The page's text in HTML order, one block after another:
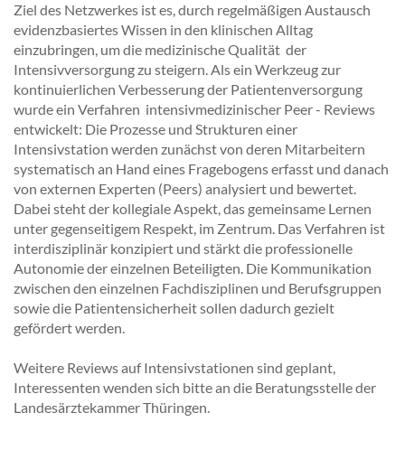
Ziel des Netzwerkes ist es, durch regelmäßigen Austausch
evidenzbasiertes Wissen in den klinischen Alltag
einzubringen, um die medizinische Qualität der
Intensivversorgung zu steigern. Als ein Werkzeug zur
kontinuierlichen Verbesserung der Patientenversorgung
wurde ein Verfahren intensivmedizinischer Peer - Reviews
entwickelt: Die Prozesse und Strukturen einer
Intensivstation werden zunächst von deren Mitarbeitern
systematisch an Hand eines Fragebogens erfasst und danach
von externen Experten (Peers) analysiert und bewertet.
Dabei steht der kollegiale Aspekt, das gemeinsame Lernen
unter gegenseitigem Respekt, im Zentrum. Das Verfahren ist
interdisziplinär konzipiert und stärkt die professionelle
Autonomie der einzelnen Beteiligten. Die Kommunikation
zwischen den einzelnen Fachdisziplinen und Berufsgruppen
sowie die Patientensicherheit sollen dadurch gezielt
gefördert werden.
Weitere Reviews auf Intensivstationen sind geplant,
Interessenten wenden sich bitte an die Beratungsstelle der
Landesärztekammer Thüringen.